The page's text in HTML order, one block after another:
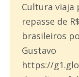
Cultura viaja
repasse de
brasileiros
Gustavo
https://